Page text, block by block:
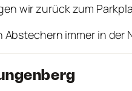
wir zurück zum
immer in der